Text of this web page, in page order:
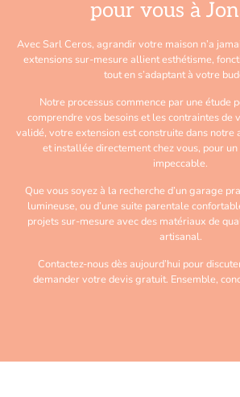
pour vous à
Avec Sarl Ceros, agrandir votre maison n’a
extensions sur-mesure allient esthétisme,
tout en s’adaptant à votre
Notre processus commence par une étude
comprendre vos besoins et les contraintes de
validé, votre extension est construite dans notre
et installée directement chez vous, pour
impeccable.
Que vous soyez à la recherche d’un garage
lumineuse, ou d’une suite parentale
projets sur-mesure avec des matériaux de
artisanal.
Contactez-nous dès aujourd’hui pour
demander votre devis gratuit. Ensemble,